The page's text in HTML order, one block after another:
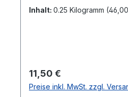
besonders fettarme
zwischendurch.Inhalt: 250
Inhalt: 0.25 Kilogramm
Regulärer Preis:
11,50 €
Preise inkl. MwSt. zzgl.